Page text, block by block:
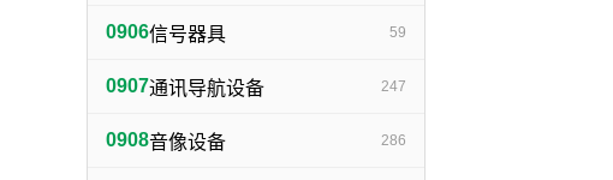
0906信号器具 59
0907通讯导航设备 247
0908音像设备 286